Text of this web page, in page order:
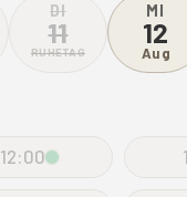
DI
11
RUHETAG
MI
12
Aug
12:00